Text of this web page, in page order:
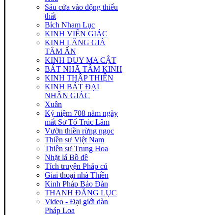
Sáu cửa vào động thiếu
thất
Bích Nham Lục
KINH VIÊN GIÁC
KINH LĂNG GIÀ
TÂM ẤN
KINH DUY MA CẬT
BÁT NHÃ TÂM KINH
KINH THẬP THIỆN
KINH BÁT ĐẠI
NHÂN GIÁC
Xuân
Kỷ niệm 708 năm ngày
mất Sơ Tổ Trúc Lâm
Vườn thiền rừng ngọc
Thiền sư Việt Nam
Thiền sư Trung Hoa
Nhặt lá Bồ đề
Tích truyện Pháp cú
Giai thoại nhà Thiền
Kinh Pháp Bảo Đàn
THANH ĐĂNG LỤC
Video - Đại giới dàn
Pháp Loa